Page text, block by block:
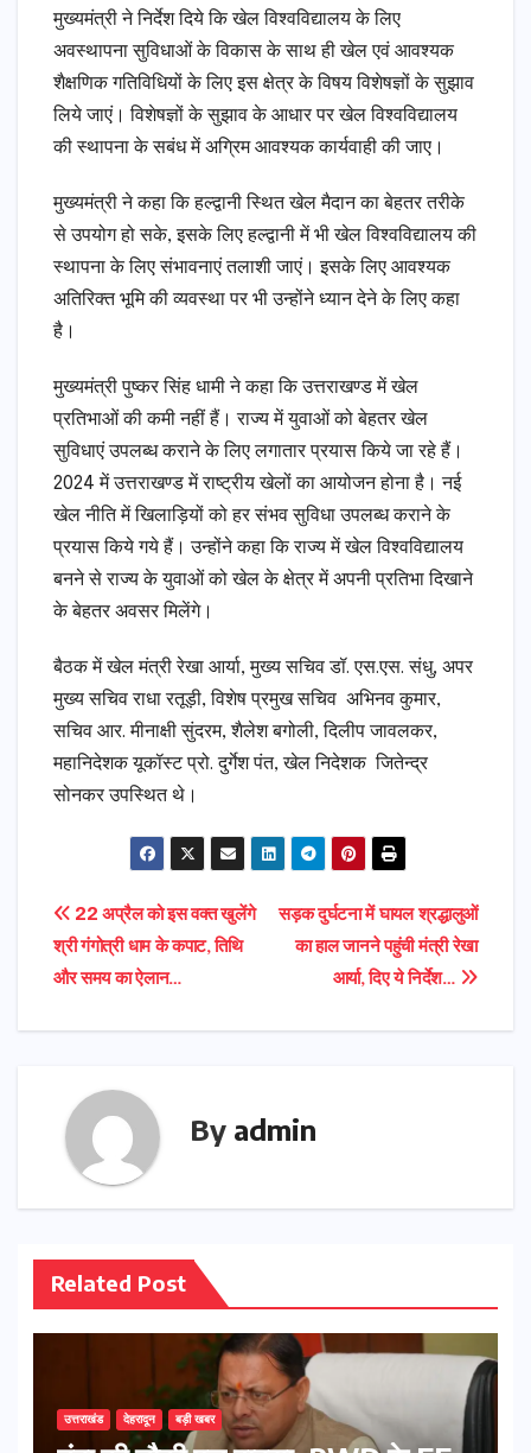
मुख्यमंत्री ने निर्देश दिये कि खेल विश्वविद्यालय के लिए
अवस्थापना सुविधाओं के विकास के साथ ही खेल एवं आवश्यक
शैक्षणिक गतिविधियों के लिए इस क्षेत्र के विषय विशेषज्ञों के सुझाव
लिये जाएं। विशेषज्ञों के सुझाव के आधार पर खेल विश्वविद्यालय
की स्थापना के सबंध में अग्रिम आवश्यक कार्यवाही की जाए।
मुख्यमंत्री ने कहा कि हल्द्वानी स्थित खेल मैदान का बेहतर तरीके
से उपयोग हो सके, इसके लिए हल्द्वानी में भी खेल विश्वविद्यालय की
स्थापना के लिए संभावनाएं तलाशी जाएं। इसके लिए आवश्यक
अतिरिक्त भूमि की व्यवस्था पर भी उन्होंने ध्यान देने के लिए कहा
है।
मुख्यमंत्री पुष्कर सिंह धामी ने कहा कि उत्तराखण्ड में खेल
प्रतिभाओं की कमी नहीं हैं। राज्य में युवाओं को बेहतर खेल
सुविधाएं उपलब्ध कराने के लिए लगातार प्रयास किये जा रहे हैं।
2024 में उत्तराखण्ड में राष्ट्रीय खेलों का आयोजन होना है। नई
खेल नीति में खिलाड़ियों को हर संभव सुविधा उपलब्ध कराने के
प्रयास किये गये हैं। उन्होंने कहा कि राज्य में खेल विश्वविद्यालय
बनने से राज्य के युवाओं को खेल के क्षेत्र में अपनी प्रतिभा दिखाने
के बेहतर अवसर मिलेंगे।
बैठक में खेल मंत्री रेखा आर्या, मुख्य सचिव डॉ. एस.एस. संधु, अपर
मुख्य सचिव राधा रतूड़ी, विशेष प्रमुख सचिव अभिनव कुमार,
सचिव आर. मीनाक्षी सुंदरम, शैलेश बगोली, दिलीप जावलकर,
महानिदेशक यूकॉस्ट प्रो. दुर्गेश पंत, खेल निदेशक जितेन्द्र
सोनकर उपस्थित थे।
Post
navigation
सड़क दुर्घटना में घायल श्रद्धालुओं
का हाल जानने पहुंची मंत्री रेखा
आर्या, दिए ये निर्देश…
22 अप्रैल को इस वक्त खुलेंगे
श्री गंगोत्री धाम के कपाट, तिथि
और समय का ऐलान…
By admin
Related Post
उत्तराखंड देहरादून बड़ी खबर